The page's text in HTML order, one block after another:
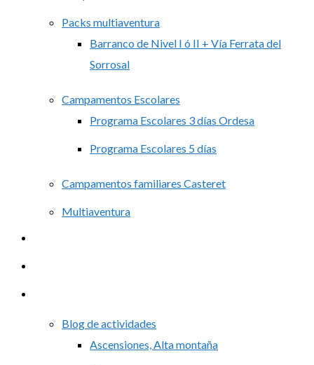
Packs multiaventura
Barranco de Nivel I ó II + Vía Ferrata del
Sorrosal
Campamentos Escolares
Programa Escolares 3 días Ordesa
Programa Escolares 5 días
Campamentos familiares Casteret
Multiaventura
Blog de actividades
Ascensiones, Alta montaña